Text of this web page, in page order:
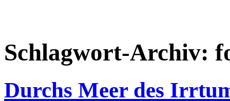
Schlagwort-Archiv:
Durchs Meer des